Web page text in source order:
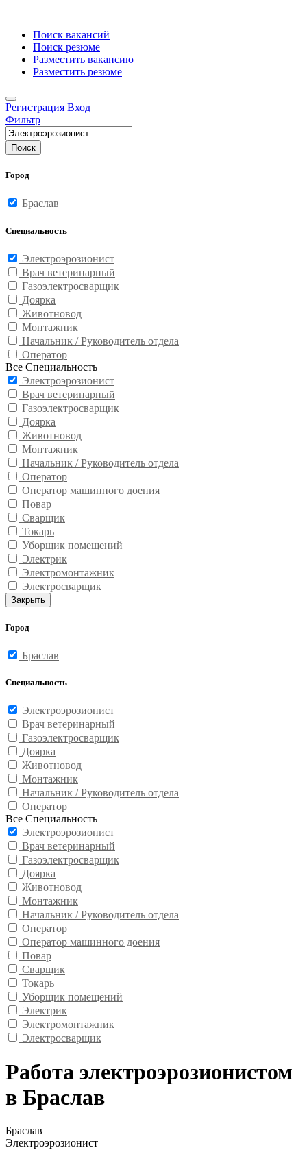
Поиск вакансий
Поиск резюме
Разместить вакансию
Разместить резюме
Регистрация Вход
Фильтр
Поиск
Город
Браслав
Специальность
Электроэрозионист
Врач ветеринарный
Газоэлектросварщик
Доярка
Животновод
Монтажник
Начальник / Руководитель отдела
Оператор
Все Специальность
Электроэрозионист
Врач ветеринарный
Газоэлектросварщик
Доярка
Животновод
Монтажник
Начальник / Руководитель отдела
Оператор
Оператор машинного доения
Повар
Сварщик
Токарь
Уборщик помещений
Электрик
Электромонтажник
Электросварщик
Закрыть
Город
Браслав
Специальность
Электроэрозионист
Врач ветеринарный
Газоэлектросварщик
Доярка
Животновод
Монтажник
Начальник / Руководитель отдела
Оператор
Все Специальность
Электроэрозионист
Врач ветеринарный
Газоэлектросварщик
Доярка
Животновод
Монтажник
Начальник / Руководитель отдела
Оператор
Оператор машинного доения
Повар
Сварщик
Токарь
Уборщик помещений
Электрик
Электромонтажник
Электросварщик
Работа электроэрозионистом
в Браслав
Браслав
Электроэрозионист